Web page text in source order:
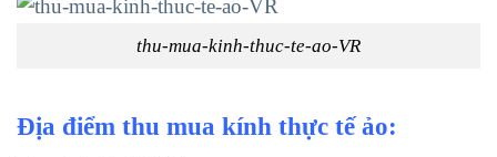
thu-mua-kinh-thuc-te-ao-VR
Địa điểm thu mua kính thực tế ảo: